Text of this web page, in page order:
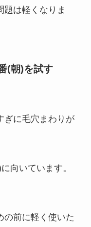
題は軽くなりま
(朝)を試す
ぎに毛穴まわりが
向いています。
の前に軽く使いた